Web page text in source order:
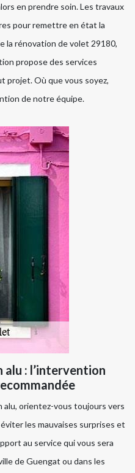
en prendre soin. Les travaux
pour remettre en état la
la rénovation de volet 29180,
propose des services
projet. Où que vous soyez,
de notre équipe.
alu : l’intervention
alu, orientez-vous toujours vers
les mauvaises surprises et
au service qui vous sera
de Guengat ou dans les